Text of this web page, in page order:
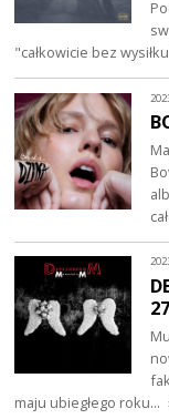
"całkowicie bez
maju ubiegłego roku…